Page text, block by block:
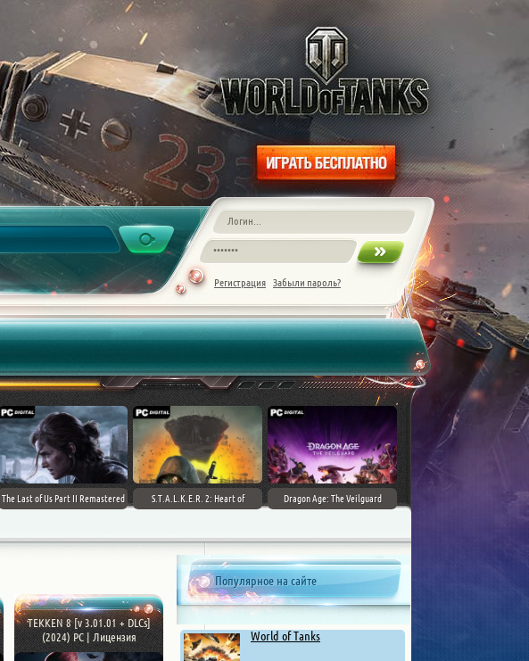
Регистрация Забыли пароль?
The Last of Us Part II Remastered
S.T.A.L.K.E.R. 2: Heart of
Dragon Age: The Veilguard
Популярное на сайте
World of Tanks
TEKKEN 8 [v 3.01.01 + DLCs]
(2024) PC | Лицензия